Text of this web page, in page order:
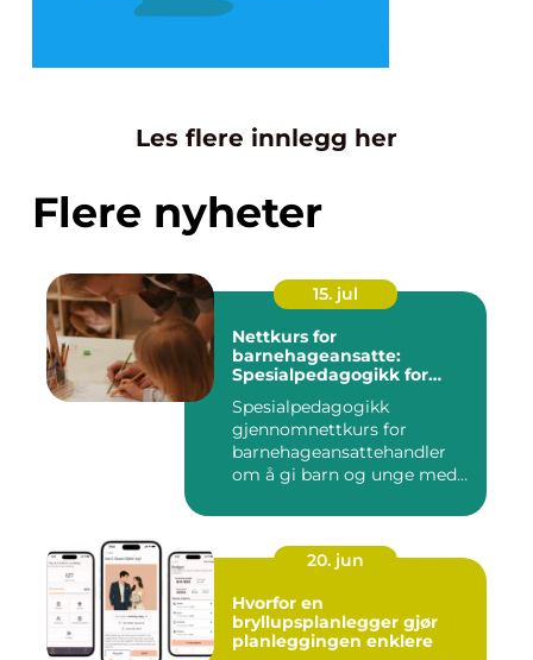
Les flere innlegg her
Flere nyheter
15. jul
Nettkurs for
barnehageansatte:
Spesialpedagogikk for
Spesialpedagogikk
gjennomnettkurs for
barnehageansattehandler
om å gi barn og unge med
20. jun
Hvorfor en
bryllupsplanlegger gjør
planleggingen enklere